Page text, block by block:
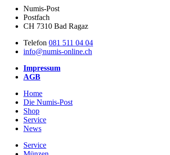
Numis-Post
Postfach
CH 7310 Bad Ragaz
Telefon 081 511 04 04
info@numis-online.ch
Impressum
AGB
Home
Die Numis-Post
Shop
Service
News
Service